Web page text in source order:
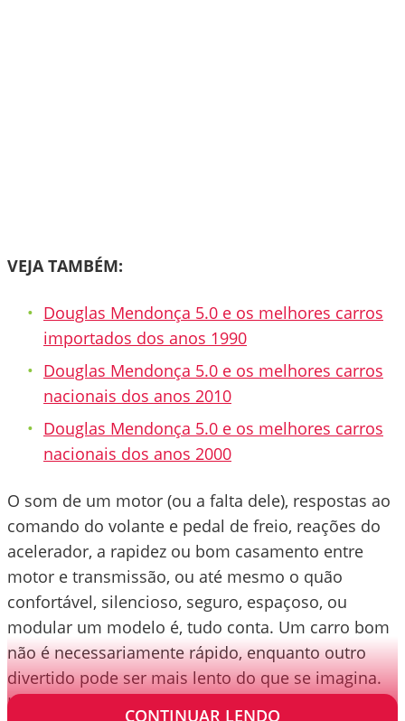
VEJA TAMBÉM:
Douglas Mendonça 5.0 e os melhores carros
importados dos anos 1990
Douglas Mendonça 5.0 e os melhores carros
nacionais dos anos 2010
Douglas Mendonça 5.0 e os melhores carros
nacionais dos anos 2000
O som de um motor (ou a falta dele), respostas ao
comando do volante e pedal de freio, reações do
acelerador, a rapidez ou bom casamento entre
motor e transmissão, ou até mesmo o quão
confortável, silencioso, seguro, espaçoso, ou
modular um modelo é, tudo conta. Um carro bom
não é necessariamente rápido, enquanto outro
divertido pode ser mais lento do que se imagina.
Há qualidades e qualidades.
CONTINUAR LENDO